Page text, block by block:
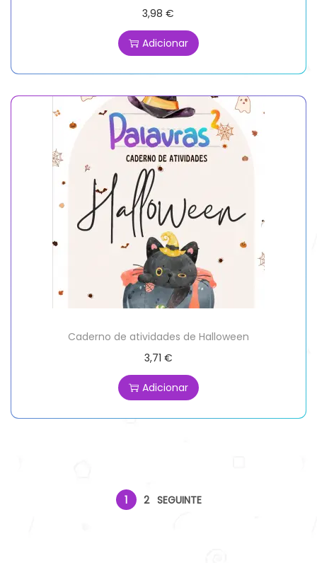
3,98€
Adicionar
Caderno de atividades de Halloween
3,71 €
Adicionar
1 2 SEGUINTE